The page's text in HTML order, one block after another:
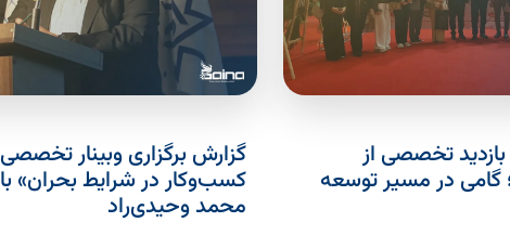
بازدید تخصصی از
گامی در مسیر توسعه
گزارش برگزاری وبینار
کسب‌وکار در شرایط بحران»
محمد وحیدی‌راد